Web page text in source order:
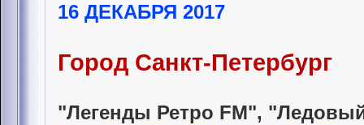
16 ДЕКАБРЯ 2017
Город Санкт-Петербург
"Легенды Ретро FM",